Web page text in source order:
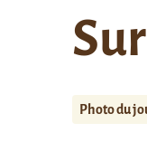
Photo du